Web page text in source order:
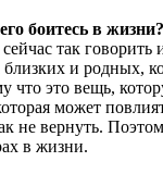
боитесь в жизни?
так говорить
близких и родных,
что это вещь,
может
не вернуть.
в жизни.